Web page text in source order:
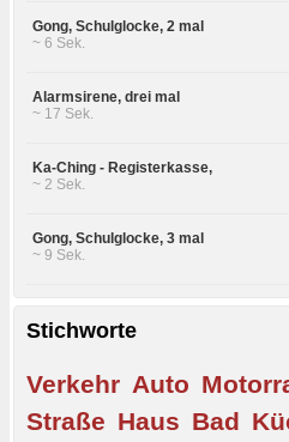
Gong, Schulglocke, 2 mal
~ 6 Sek.
Alarmsirene, drei mal
~ 17 Sek.
Ka-Ching - Registerkasse,
~ 2 Sek.
Gong, Schulglocke, 3 mal
~ 9 Sek.
Stichworte
Verkehr Auto
Straße Haus Bad